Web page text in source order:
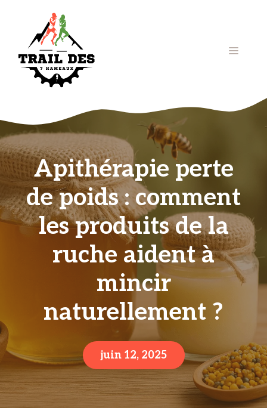
contenu
Menu
Apithérapie perte
de poids : comment
les produits de la
ruche aident à
mincir
naturellement ?
juin 12, 2025